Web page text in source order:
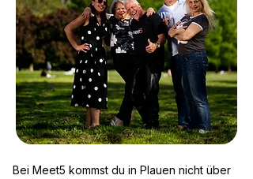
Bei Meet5 kommst du in Plauen nicht über